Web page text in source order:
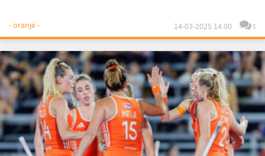
- oranje - 14-03-2025 14:00 5